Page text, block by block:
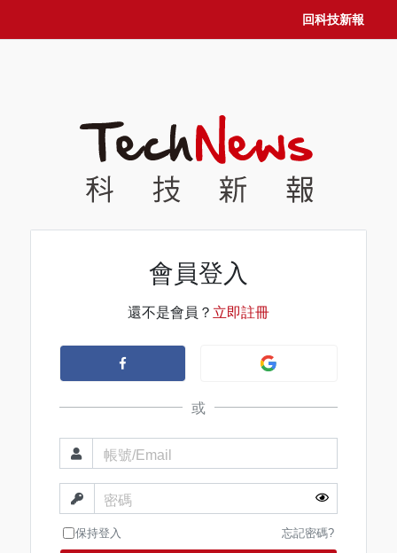
回科技新報
會員登入
還不是會員？ 立即註冊
或
帳號/Email
密碼
保持登入 忘記密碼?